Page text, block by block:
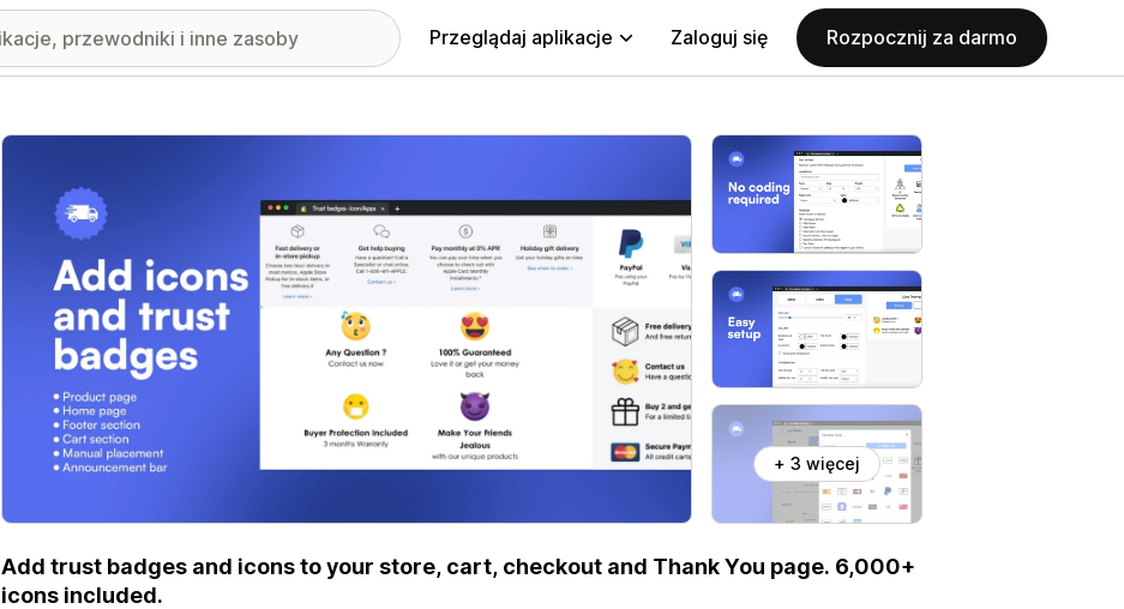
Przeglądaj aplikacje Zaloguj się Rozpocznij za darmo
Wyróżnione obrazy w galerii
+ 3 więcej
Add trust badges and icons to your store, cart, checkout and Thank You page. 6,000+
icons included.